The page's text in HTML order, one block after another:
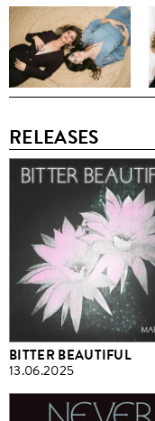
RELEASES
BITTER BEAUTIFUL
13.06.2025